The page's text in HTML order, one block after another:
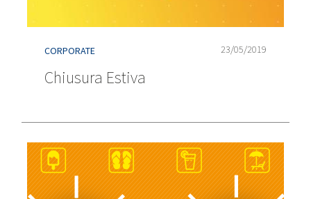
CORPORATE 23/05/2019
Chiusura Estiva